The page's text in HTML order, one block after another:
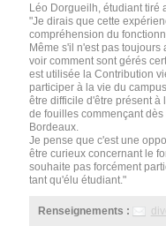
Léo Dorgueilh, étudiant tiré
"Je dirais que cette
compréhension du
Même s'il n'est pas toujours
voir comment sont gérés
est utilisée la Contribution
participer à la vie du
être difficile d'être présent
de fouilles commençant
Bordeaux.
Je pense que c'est une
être curieux concernant le
souhaite pas forcément
tant qu'élu étudiant."
Renseignements :